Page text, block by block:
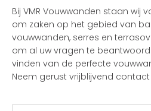
Bij VMR Vouwwanden staan wij
om zaken op het gebied van
vouwwanden, serres en
om al uw vragen te
vinden van de perfecte
Neem gerust vrijblijvend